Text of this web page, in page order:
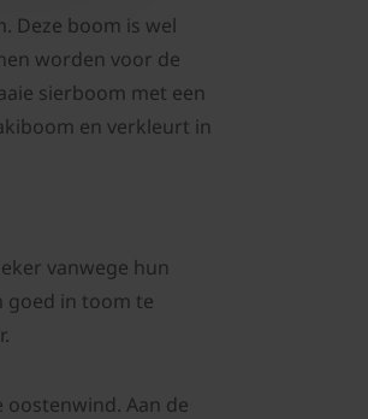
Deze boom is wel
worden voor de
sierboom met een
en verkleurt in
vanwege hun
goed in toom te
Aan de